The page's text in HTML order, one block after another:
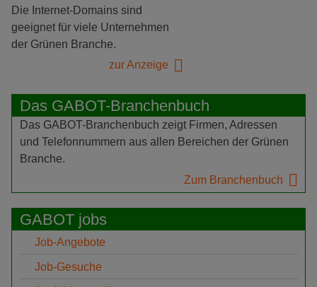
Die Internet-Domains sind
geeignet für viele Unternehmen
der Grünen Branche.
zur Anzeige
Das GABOT-Branchenbuch
Das GABOT-Branchenbuch zeigt Firmen, Adressen
und Telefonnummern aus allen Bereichen der Grünen
Branche.
Zum Branchenbuch
GABOT jobs
Job-Angebote
Job-Gesuche